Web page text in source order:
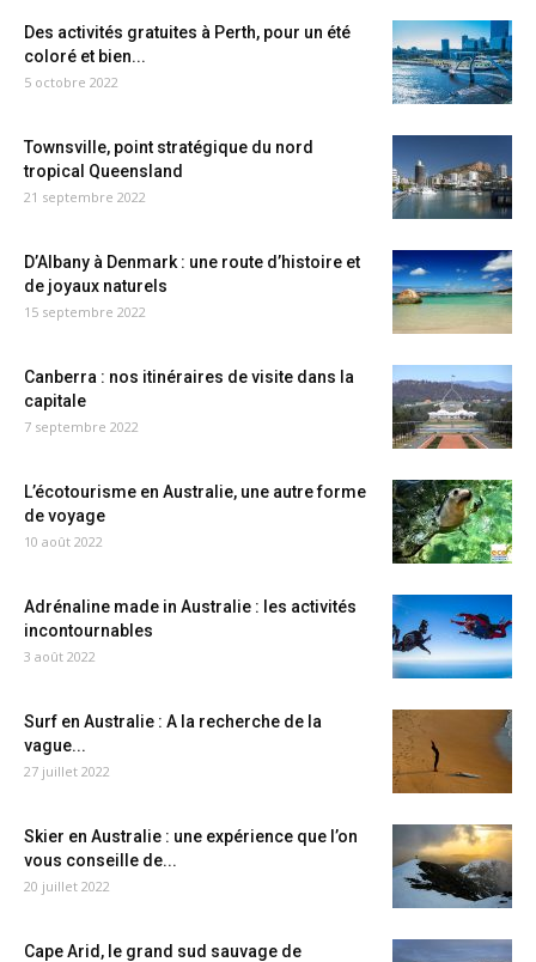
Des activités gratuites à Perth, pour un été
coloré et bien...
5 octobre 2022
Townsville, point stratégique du nord
tropical Queensland
21 septembre 2022
D’Albany à Denmark : une route d’histoire et
de joyaux naturels
15 septembre 2022
Canberra : nos itinéraires de visite dans la
capitale
7 septembre 2022
L’écotourisme en Australie, une autre forme
de voyage
10 août 2022
Adrénaline made in Australie : les activités
incontournables
3 août 2022
Surf en Australie : A la recherche de la
vague...
27 juillet 2022
Skier en Australie : une expérience que l’on
vous conseille de...
20 juillet 2022
Cape Arid, le grand sud sauvage de